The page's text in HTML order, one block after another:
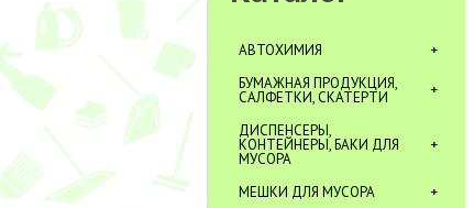
АВТОХИМИЯ
БУМАЖНАЯ ПРОДУКЦИЯ,
САЛФЕТКИ, СКАТЕРТИ
ДИСПЕНСЕРЫ,
КОНТЕЙНЕРЫ, БАКИ ДЛЯ
МУСОРА
МЕШКИ ДЛЯ МУСОРА